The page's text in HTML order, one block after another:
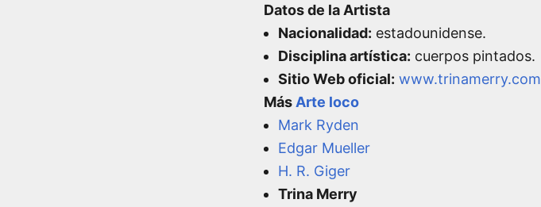
Datos de la Artista
Nacionalidad: estadounidense.
Disciplina artística: cuerpos pintados.
Sitio Web oficial: www.trinamerry.com
Más Arte loco
Mark Ryden
Edgar Mueller
H. R. Giger
Trina Merry